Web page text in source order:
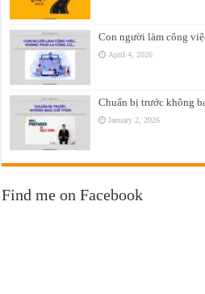
Con người làm công
April 4, 2026
Chuẩn bị trước không
January 2, 2026
Find me on Facebook